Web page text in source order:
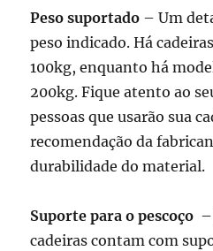
Peso suportado – Um
peso indicado. Há
100kg, enquanto há
200kg. Fique atento ao
pessoas que usarão sua
recomendação da
durabilidade do material.
Suporte para o pescoço
cadeiras contam com